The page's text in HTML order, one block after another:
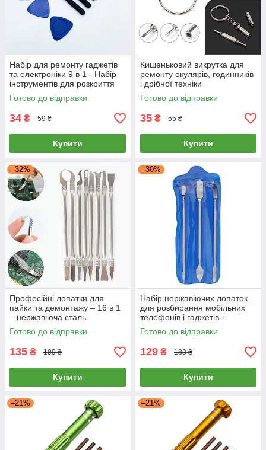
Набір для ремонту гаджетів
та електроніки 9 в 1 - Набір
інструментів для розкриття
корпусів
Готово до відправки
34 ₴ 59 ₴
Купити
Кишеньковий викрутка для
ремонту окулярів, годинників
і дрібної техніки
Готово до відправки
35 ₴ 55 ₴
Купити
–32%
Професійні лопатки для
пайки та демонтажу – 16 в 1
– нержавіюча сталь
Готово до відправки
135 ₴ 199 ₴
Купити
–30%
Набір нержавіючих лопаток
для розбирання мобільних
телефонів і гаджетів -
ProGadget Tools
Готово до відправки
129 ₴ 183 ₴
Купити
–21% –21%